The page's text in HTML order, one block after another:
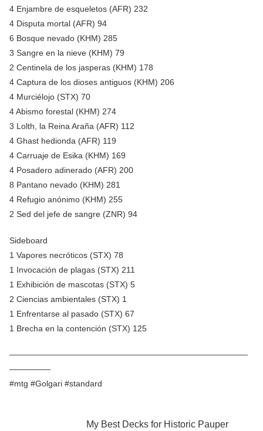
4 Enjambre de esqueletos (AFR) 232
4 Disputa mortal (AFR) 94
6 Bosque nevado (KHM) 285
3 Sangre en la nieve (KHM) 79
2 Centinela de los jasperas (KHM) 178
4 Captura de los dioses antiguos (KHM) 206
4 Murciélojo (STX) 70
4 Abismo forestal (KHM) 274
3 Lolth, la Reina Araña (AFR) 112
4 Ghast hedionda (AFR) 119
4 Carruaje de Esika (KHM) 169
4 Posadero adinerado (AFR) 200
8 Pantano nevado (KHM) 281
4 Refugio anónimo (KHM) 255
2 Sed del jefe de sangre (ZNR) 94
Sideboard
1 Vapores necróticos (STX) 78
1 Invocación de plagas (STX) 211
1 Exhibición de mascotas (STX) 5
2 Ciencias ambientales (STX) 1
1 Enfrentarse al pasado (STX) 67
1 Brecha en la contención (STX) 125
—————————————————————————————
—————
#mtg #Golgari #standard
My Best Decks for Historic Pauper